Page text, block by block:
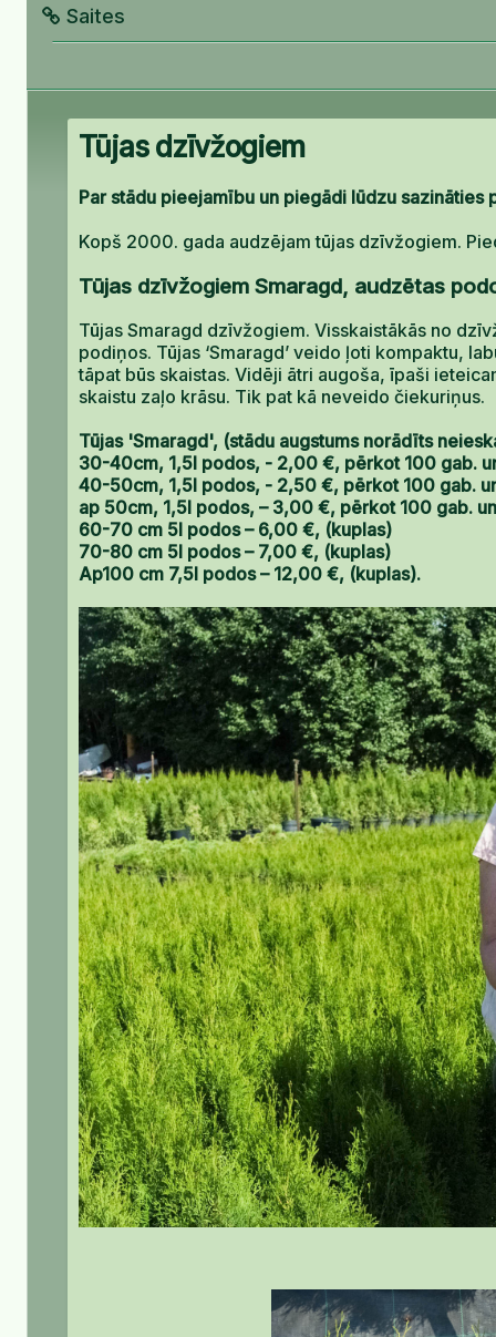
Saites
Tūjas dzīvžogiem
Par stādu pieejamību un piegādi lūdzu sazināties
Kopš 2000. gada audzējam tūjas dzīvžogiem.
Tūjas dzīvžogiem Smaragd, audzētas
Tūjas Smaragd dzīvžogiem. Visskaistākās no
podiņos. Tūjas ‘Smaragd’ veido ļoti kompaktu,
tāpat būs skaistas. Vidēji ātri augoša, īpaši
skaistu zaļo krāsu. Tik pat kā neveido čiekuriņus.
Tūjas 'Smaragd', (stādu augstums norādīts
30-40cm, 1,5l podos, - 2,00 €, pērkot 100 gab.
40-50cm, 1,5l podos, - 2,50 €, pērkot 100 gab.
ap 50cm, 1,5l podos, – 3,00 €, pērkot 100 gab.
60-70 cm 5l podos – 6,00 €, (kuplas)
70-80 cm 5l podos – 7,00 €, (kuplas)
Ap100 cm 7,5l podos – 12,00 €, (kuplas).